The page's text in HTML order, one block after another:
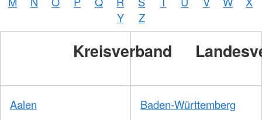
Y
Z
Kreisverband
Aalen Baden-Württemberg